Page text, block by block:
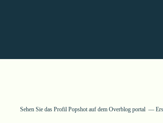
Sehen Sie das Profil Popshotauf dem Overblog portal